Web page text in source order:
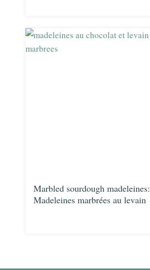
Marbled sourdough madeleines:
Madeleines marbrées au levain